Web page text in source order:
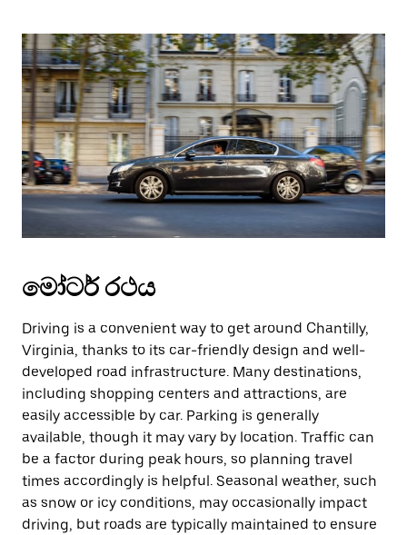
මෝටර් රථය
Driving is a convenient way to get around Chantilly,
Virginia, thanks to its car-friendly design and well-
developed road infrastructure. Many destinations,
including shopping centers and attractions, are
easily accessible by car. Parking is generally
available, though it may vary by location. Traffic can
be a factor during peak hours, so planning travel
times accordingly is helpful. Seasonal weather, such
as snow or icy conditions, may occasionally impact
driving, but roads are typically maintained to ensure